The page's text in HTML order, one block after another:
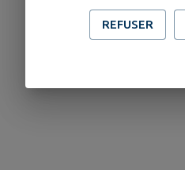
REFUSER